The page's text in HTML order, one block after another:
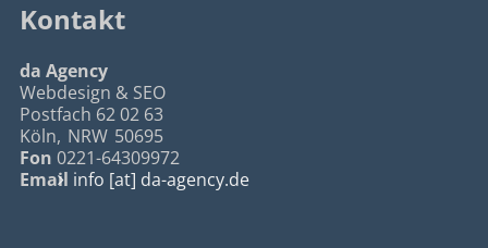
Kontakt
da Agency
Webdesign & SEO
Postfach 62 02 63
Köln, NRW 50695
Fon 0221-64309972
Email info [at] da-agency.de